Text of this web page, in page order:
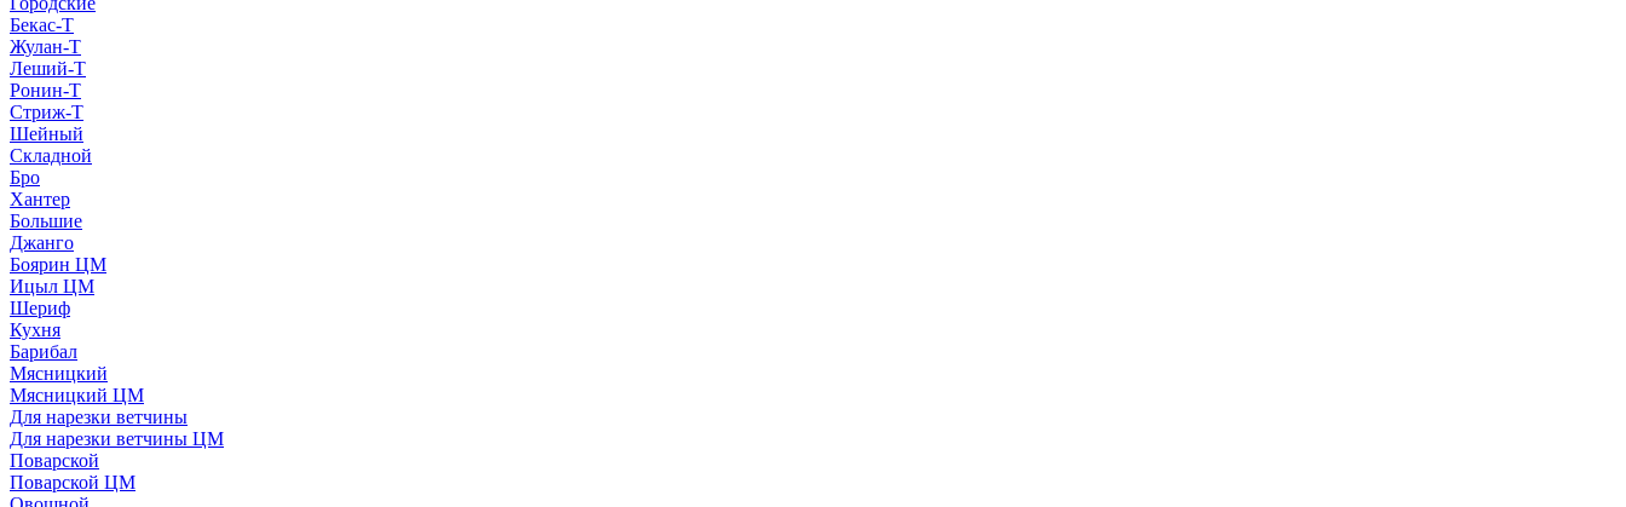
Бекас-Т
Жулан-Т
Леший-Т
Ронин-Т
Стриж-Т
Шейный
Складной
Бро
Хантер
Большие
Джанго
Боярин ЦМ
Ицыл ЦМ
Шериф
Кухня
Барибал
Мясницкий
Мясницкий ЦМ
Для нарезки ветчины
Для нарезки ветчины ЦМ
Поварской
Поварской ЦМ